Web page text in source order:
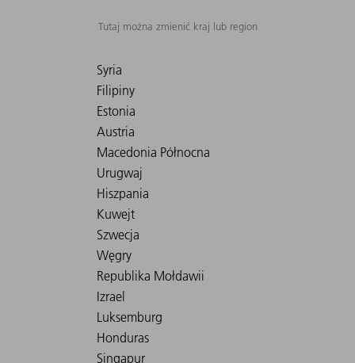
Tutaj można zmienić kraj lub region